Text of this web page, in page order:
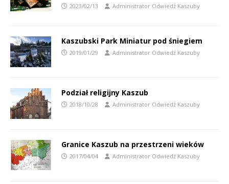
2023/02/13 Administrator Odwiedź Kaszuby
Kaszubski Park Miniatur pod śniegiem
2019/01/29 Administrator Odwiedź Kaszuby
Podział religijny Kaszub
2018/10/28 Administrator Odwiedź Kaszuby
Granice Kaszub na przestrzeni wieków
2017/04/04 Administrator Odwiedź Kaszuby